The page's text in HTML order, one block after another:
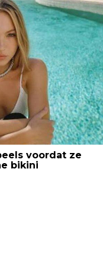
voordat ze
bikini